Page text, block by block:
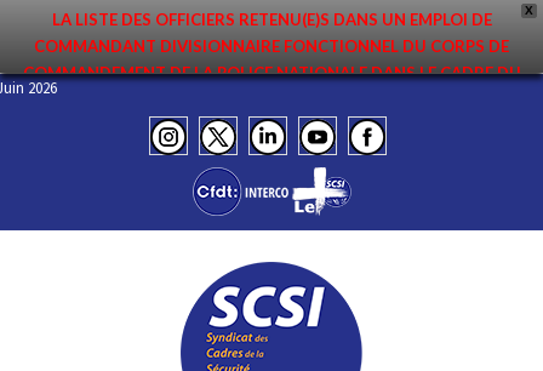
X
LA LISTE DES OFFICIERS RETENU(E)S DANS UN EMPLOI DE
COMMANDANT DIVISIONNAIRE FONCTIONNEL DU CORPS DE
COMMANDEMENT DE LA POLICE NATIONALE DANS LE CADRE DU
PREMIER MOUVEMENT 2026 A ÉTÉ DIFFUSÉE. ELLE EST DISPONIBLE EN
PAGES PROTÉGÉES DU SITE. FÉLICITATIONS AUX NOMMÉ(E)S !
– Juin 2026